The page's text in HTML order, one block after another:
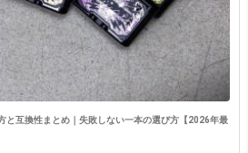
と互換性まとめ｜失敗しない一本の選び方【2026年最